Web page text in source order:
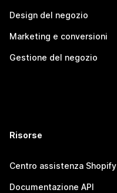
Design del negozio
Marketing e conversioni
Gestione del negozio
Risorse
Centro assistenza Shopify
Documentazione API